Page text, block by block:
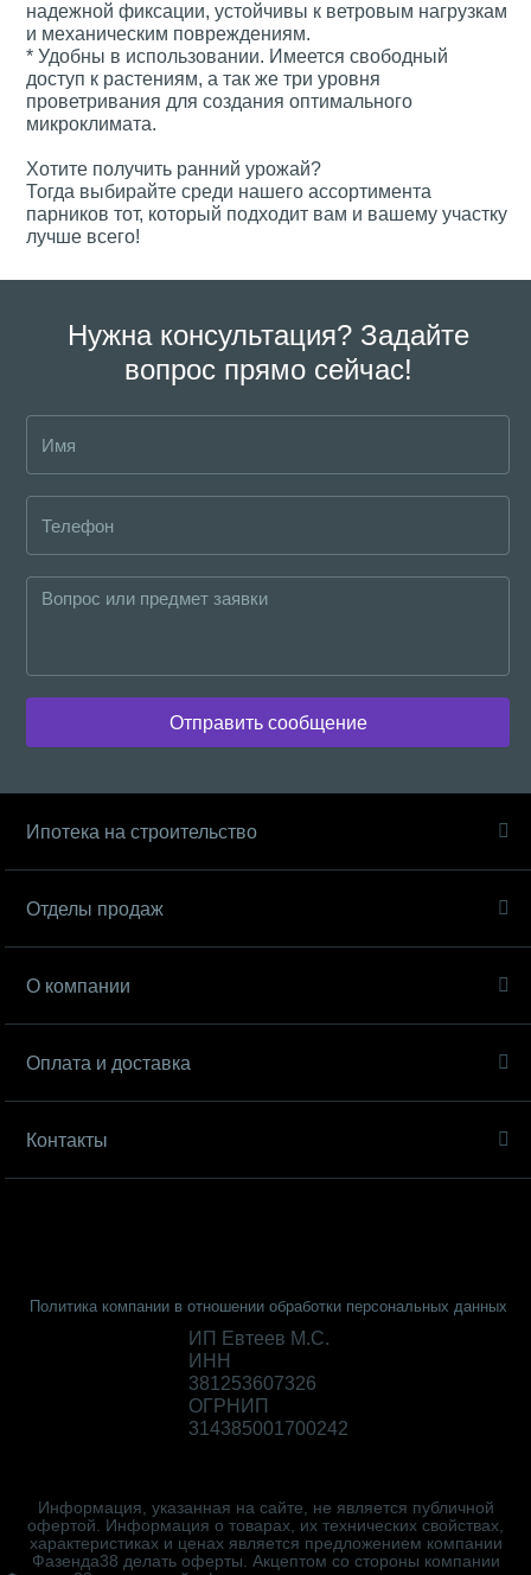
надежной фиксации, устойчивы к ветровым нагрузкам
и механическим повреждениям.
* Удобны в использовании. Имеется свободный
доступ к растениям, а так же три уровня
проветривания для создания оптимального
микроклимата.
Хотите получить ранний урожай?
Тогда выбирайте среди нашего ассортимента
парников тот, который подходит вам и вашему участку
лучше всего!
Нужна консультация? Задайте
вопрос прямо сейчас!
Отправить сообщение
Ипотека на строительство
Отделы продаж
О компании
Оплата и доставка
Контакты
Политика компании в отношении обработки персональных данных
ИП Евтеев М.С.
ИНН
381253607326
ОГРНИП
314385001700242
Информация, указанная на сайте, не является публичной
офертой. Информация о товарах, их технических свойствах,
характеристиках и ценах является предложением компании
Фазенда38 делать оферты. Акцептом со стороны компании